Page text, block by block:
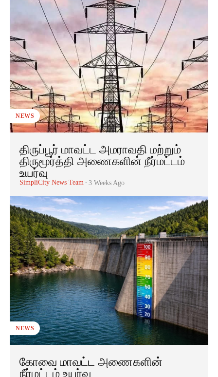
NEWS
திருப்பூர் மாவட்ட அமராவதி மற்றும்
திருமூர்த்தி அணைகளின் நீர்மட்டம்
உயர்வு
SimpliCity News Team - 3 Weeks Ago
NEWS
கோவை மாவட்ட அணைகளின்
நீர்மட்டம் உயர்வு